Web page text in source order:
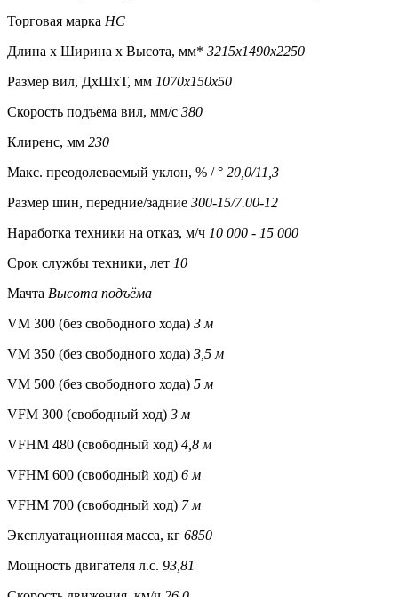
Торговая марка HC
Длина x Ширина x Высота, мм* 3215x1490x2250
Размер вил, ДxШxТ, мм 1070x150x50
Скорость подъема вил, мм/с 380
Клиренс, мм 230
Макс. преодолеваемый уклон, % / ° 20,0/11,3
Размер шин, передние/задние 300-15/7.00-12
Наработка техники на отказ, м/ч 10 000 - 15 000
Срок службы техники, лет 10
Мачта Высота подъёма
VM 300 (без свободного хода) 3 м
VM 350 (без свободного хода) 3,5 м
VM 500 (без свободного хода) 5 м
VFM 300 (свободный ход) 3 м
VFHM 480 (свободный ход) 4,8 м
VFHM 600 (свободный ход) 6 м
VFHM 700 (свободный ход) 7 м
Эксплуатационная масса, кг 6850
Мощность двигателя л.с. 93,81